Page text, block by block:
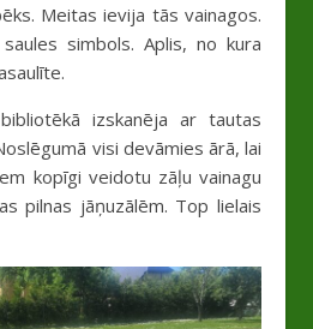
Meitas ievija tās vainagos.
simbols. Aplis, no kura
izskanēja ar tautas
visi devāmies ārā, lai
kopīgi veidotu zāļu vainagu
pilnas jāņuzālēm. Top lielais